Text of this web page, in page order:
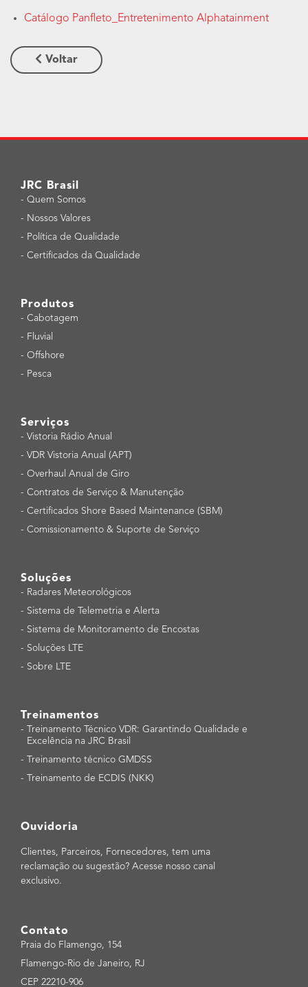
Catálogo Panfleto_Entretenimento Alphatainment
Voltar
JRC Brasil
- Quem Somos
- Nossos Valores
- Política de Qualidade
- Certificados da Qualidade
Produtos
- Cabotagem
- Fluvial
- Offshore
- Pesca
Serviços
- Vistoria Rádio Anual
- VDR Vistoria Anual (APT)
- Overhaul Anual de Giro
- Contratos de Serviço & Manutenção
- Certificados Shore Based Maintenance (SBM)
- Comissionamento & Suporte de Serviço
Soluções
- Radares Meteorológicos
- Sistema de Telemetria e Alerta
- Sistema de Monitoramento de Encostas
- Soluções LTE
- Sobre LTE
Treinamentos
- Treinamento Técnico VDR: Garantindo Qualidade e
Excelência na JRC Brasil
- Treinamento técnico GMDSS
- Treinamento de ECDIS (NKK)
Ouvidoria
Clientes, Parceiros, Fornecedores, tem uma
reclamação ou sugestão? Acesse nosso canal
exclusivo.
Contato
Praia do Flamengo, 154
Flamengo-Rio de Janeiro, RJ
CEP 22210-906